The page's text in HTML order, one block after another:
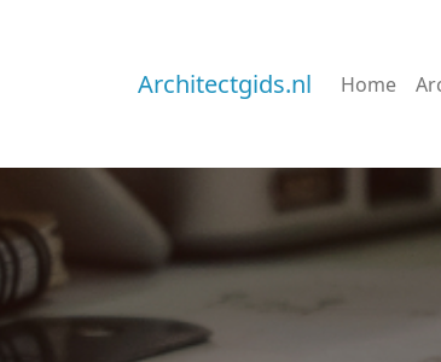
Architectgids.nl Home